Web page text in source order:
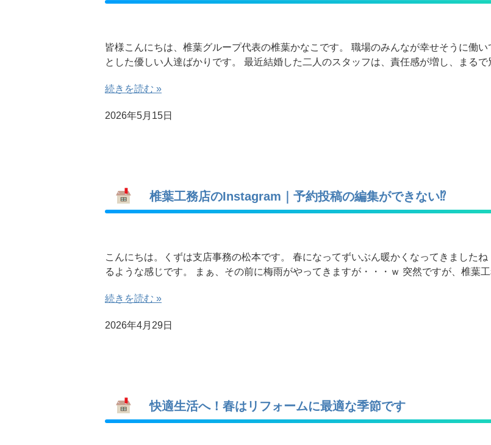
皆様こんにちは、椎葉グループ代表の椎葉かなこです。 職場のみんなが幸せそうに働
とした優しい人達ばかりです。 最近結婚した二人のスタッフは、責任感が増し、まる
続きを読む »
2026年5月15日
椎葉工務店のInstagram｜予約投稿の編集ができない⁉
こんにちは。くずは支店事務の松本です。 春になってずいぶん暖かくなってきました
るような感じです。 まぁ、その前に梅雨がやってきますが・・・ｗ 突然ですが、椎葉
続きを読む »
2026年4月29日
快適生活へ！春はリフォームに最適な季節です